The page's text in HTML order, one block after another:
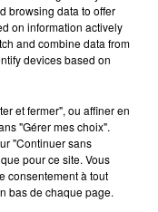
JAMES
browsing data to offer
on information actively
and combine data from
devices based on
et fermer", ou affiner en
"Gérer mes choix".
"Continuer sans
pour ce site. Vous
consentement à tout
bas de chaque page.